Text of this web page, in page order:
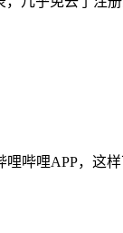
哔哩APP，这